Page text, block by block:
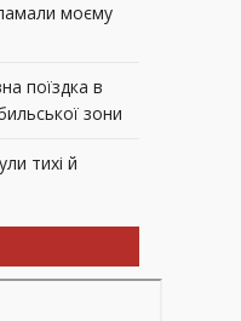
моєму
поїздка в
зони
тихі й